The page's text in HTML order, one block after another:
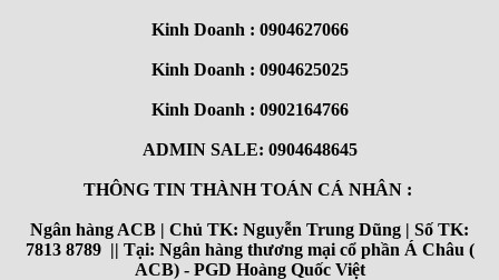
Kinh Doanh : 0904627066
Kinh Doanh : 0904625025
Kinh Doanh : 0902164766
ADMIN SALE: 0904648645
THÔNG TIN THÀNH TOÁN CÁ NHÂN :
Ngân hàng ACB | Chủ TK: Nguyễn Trung Dũng | Số TK:
7813 8789 || Tại: Ngân hàng thương mại cổ phần Á Châu (
ACB) - PGD Hoàng Quốc Việt